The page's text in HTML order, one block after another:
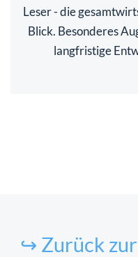
Leser - die
Blick. Besonderes
langfristige
↪ Zurück